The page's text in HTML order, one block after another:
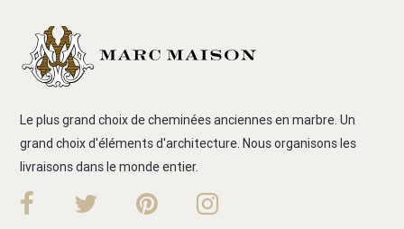
Le plus grand choix de cheminées anciennes en marbre. Un
grand choix d'éléments d'architecture. Nous organisons les
livraisons dans le monde entier.